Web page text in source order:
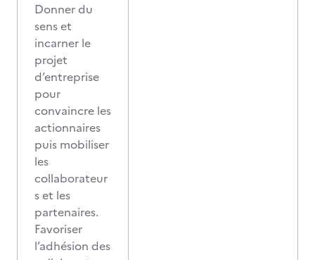
Donner du
sens et
incarner le
projet
d’entreprise
pour
convaincre les
actionnaires
puis mobiliser
les
collaborateur
s et les
partenaires.
Favoriser
l’adhésion des